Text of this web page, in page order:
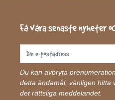
Få våra senaste nyheter
Du kan avbryta
detta ändamål, vänligen hitta
det rättsliga meddelandet.